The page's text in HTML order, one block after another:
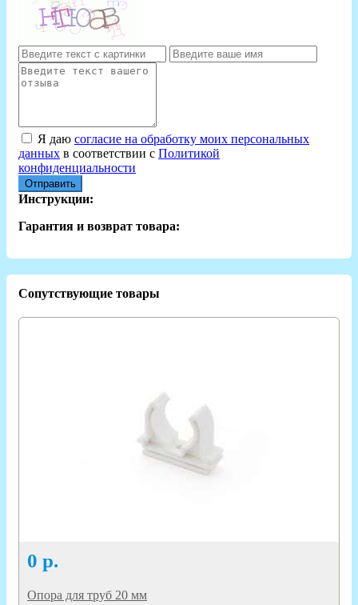
Я даю согласие на обработку моих персональных
данных в соответствии с Политикой
конфиденциальности
Отправить
Инструкции:
Гарантия и возврат товара:
Сопутствующие товары
0 р.
Опора для труб 20 мм